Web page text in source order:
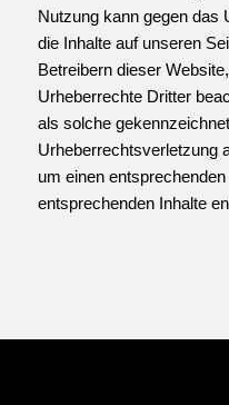
Nutzung kann gegen das
die Inhalte auf unseren
Betreibern dieser
Urheberrechte Dritter
als solche
Urheberrechtsverletzung
um einen
entsprechenden Inhalte